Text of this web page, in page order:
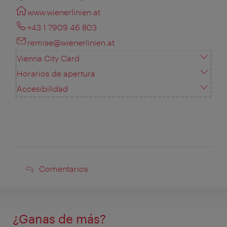
www.wienerlinien.at
+43 1 7909 46 803
remise@wienerlinien.at
Vienna City Card
Horarios de apertura
Accesibilidad
Comentarios
Comentarios
¿Ganas de más?